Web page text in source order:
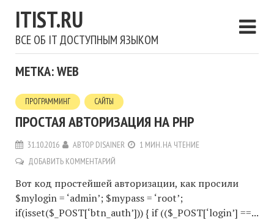
ITIST.RU
ВСЕ ОБ IT ДОСТУПНЫМ ЯЗЫКОМ
МЕТКА: WEB
ПРОГРАММИНГ САЙТЫ
ПРОСТАЯ АВТОРИЗАЦИЯ НА PHP
31.10.2016 АВТОР DISAINER
1 МИН. НА ЧТЕНИЕ
ДОБАВИТЬ КОММЕНТАРИЙ
Вот код простейшей авторизации, как просили
$mylogin = ‘admin’; $mypass = ‘root’;
if(isset($_POST[‘btn_auth’])) { if (($_POST[‘login’] ==...